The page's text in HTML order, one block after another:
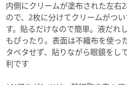
内側にクリームが塗布された左右
ので、2枚に分けてクリームがつ
す。貼るだけなので簡単。液だれ
もぴったり。表面は不織布を使っ
タベタせず、貼りながら眼鏡をし
利です